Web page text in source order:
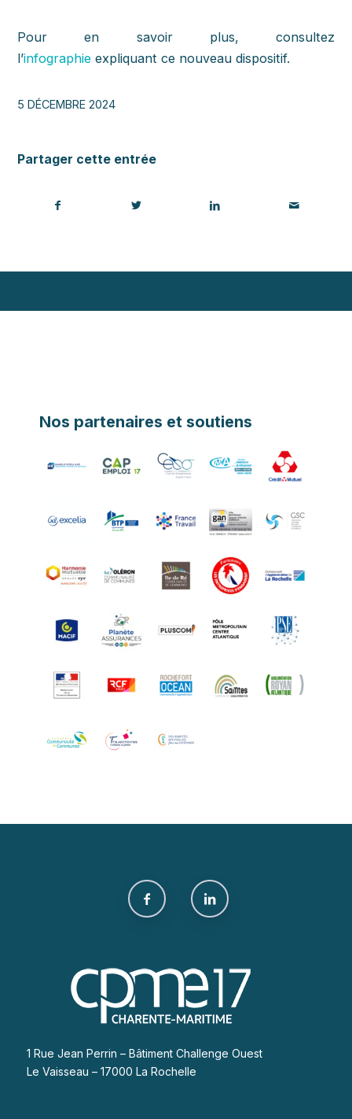
Pour en savoir plus, consultez
l’infographie expliquant ce nouveau dispositif.
5 DÉCEMBRE 2024
Partager cette entrée
Nos partenaires et soutiens
1 Rue Jean Perrin – Bâtiment Challenge Ouest
Le Vaisseau – 17000 La Rochelle